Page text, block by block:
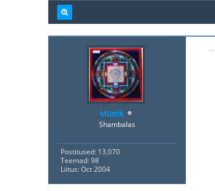
Müstik
Shambalas
Postitused: 13,070
Teemad: 98
Liitus: Oct 2004